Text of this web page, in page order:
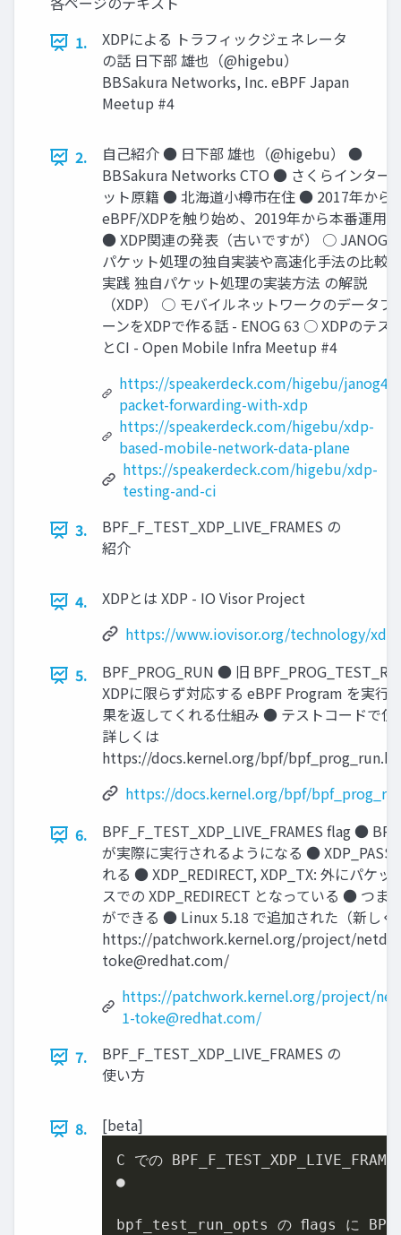
1.
XDPによる トラフィックジェネレータ
の話 日下部 雄也（@higebu）
BBSakura Networks, Inc. eBPF Japan
Meetup #4
2.
自己紹介 ● 日下部 雄也（@higebu） ●
BBSakura Networks CTO ● さくらインター
ット原籍 ● 北海道小樽市在住 ● 2017年から
eBPF/XDPを触り始め、2019年から本番運用中
● XDP関連の発表（古いですが） ○
パケット処理の独自実装や高速化手法の比較
実践 独自パケット処理の実装方法 の解説
（XDP） ○ モバイルネットワークのデータプ
ーンをXDPで作る話 - ENOG 63 ○ XDPのテス
とCI - Open Mobile Infra Meetup #4
https://speakerdeck.com/higebu/
packet-forwarding-with-xdp
https://speakerdeck.com/higebu/xdp-
based-mobile-network-data-plane
https://speakerdeck.com/higebu/xdp-
testing-and-ci
3.
BPF_F_TEST_XDP_LIVE_FRAMES の
紹介
4.
XDPとは XDP - IO Visor Project
https://www.iovisor.org/technology/xdp
5.
BPF_PROG_RUN ● 旧
XDPに限らず対応する eBPF Program を実行
果を返してくれる仕組み ● テストコードで
詳しくは
https://docs.kernel.org/bpf/
https://docs.kernel.org/bpf/
6.
BPF_F_TEST_XDP_LIVE_FRAMES ﬂag ●
が実際に実行されるようになる ●
れる ● XDP_REDIRECT, XDP_TX: 外にパケ
スでの XDP_REDIRECT となっている ● つ
ができる ● Linux 5.18 で追加された（新し
https://patchwork.kernel.org/project/
toke@redhat.com/
https://patchwork.kernel.org/project/
1-toke@redhat.com/
7.
BPF_F_TEST_XDP_LIVE_FRAMES の
使い方
8. [beta]
C での
●
bpf_test_run_opts の ﬂags に